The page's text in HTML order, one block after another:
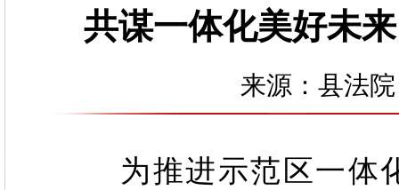
共谋一体化美好未
来源：县法
为推进示范区一体